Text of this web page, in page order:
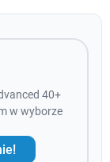
40+
w wyborze